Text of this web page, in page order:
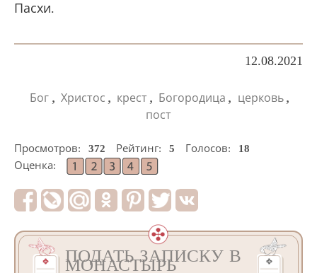
Пасхи.
12.08.2021
Бог , Христос , крест , Богородица , церковь ,
пост
Просмотров: 372 Рейтинг: 5 Голосов:
18
Оценка:
ПОДАТЬ ЗАПИСКУ В
МОНАСТЫРЬ